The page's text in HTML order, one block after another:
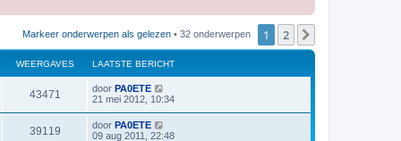
Markeer onderwerpen als gelezen • 32 onderwerpen 1 2
WEERGAVES LAATSTE BERICHT
43471
e
L
a
s
door PA0ETE
21 mei 2012, 10:34
39119W
L
a
door PA0ETE
09 aug 2011, 22:48